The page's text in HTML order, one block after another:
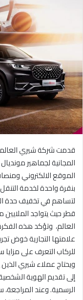
س
ل
ب
ر
ي
د
ا
إ
ل
ك
ت
ر
ن
قدمت شركة شيري
الموقع الالكتروني
بنقرة واحدة لخدمة
لتساهم في تخفيف حدة
قطر حيث يتواجد
العالم، وتؤكد هذه
علامتها التجارية خوض
للركاب التعرف على مزايا
ويحتاج عملاء شيري
إلى تقديم الهوية
الرسمية. وعند